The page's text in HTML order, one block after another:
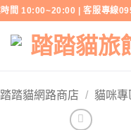
時間 10:00~20:00 | 客服專線
踏踏貓網路商店 / 貓咪專